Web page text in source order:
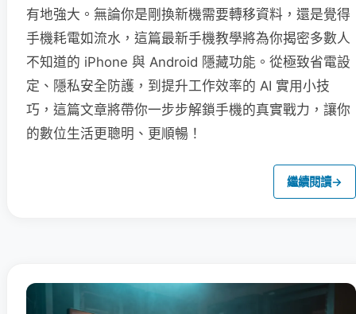
有地強大。無論你是剛換新機需要轉移資料，還是覺得
手機耗電如流水，這篇最新手機教學將為你揭密多數人
不知道的 iPhone 與 Android 隱藏功能。從極致省電設
定、隱私安全防護，到提升工作效率的 AI 實用小技
巧，這篇文章將帶你一步步解鎖手機的真實戰力，讓你
的數位生活更聰明、更順暢！
繼續閱讀→